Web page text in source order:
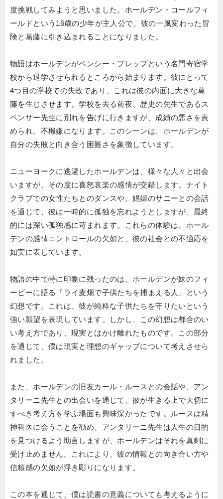
度挑戦してみようと思いました。ホールデン・コールフィ
ールドという16歳の少年が主人公で、彼の一風変わった冒
険と葛藤に引き込まれることになりました。
物語はホールデンがペンシー・プレップという名門寄宿学
校から退学させられるところから始まります。彼にとって
4つ目の学校での失敗であり、これは彼の内面に大きな葛
藤を生じさせます。学校を去る前夜、歴史の先生であるス
ペンサー先生に別れを告げに行きますが、成績の悪さを責
められ、不機嫌になります。このシーンは、ホールデンが
自分の失敗と向き合う困難さを象徴しています。
ニューヨークに逃避したホールデンは、様々な人々と出会
いますが、その度に喜怒哀楽の感情が交錯します。ナイト
クラブでの女性たちとのダンスや、娼婦のサニーとの会話
を通じて、彼は一時的に孤独を忘れようとしますが、最終
的には深い孤独感に苛まれます。これらの体験は、ホール
デンの感情コントロールの欠如と、彼の社会との不適応を
如実に表しています。
物語の中で特に印象に残ったのは、ホールデンが妹のフィ
ービーに語る「ライ麦畑で子供たちを捕まえる人」という
幻想です。これは、彼が純粋な子供たちを守りたいという
強い願望を表現しています。しかし、この幻想は都合のい
い考え方であり、現実とはかけ離れたものです。この部分
を通じて、僕は現実と理想のギャップについて考えさせら
れました。
また、ホールデンの旧友カール・ルースとの会話や、アン
タリーニ先生との出会いを通じて、彼が生きる上で大切に
すべき考え方を学ぶ場面も興味深かったです。ルースは精
神科医に会うことを勧め、アンタリーニ先生は人生の目的
を見つけるよう助言しますが、ホールデンはそれを真剣に
受け止めません。これにより、彼の情報との向き合い方や
信頼感の欠如が浮き彫りになります。
この本を通じて、僕は読書の意義についても考えるように